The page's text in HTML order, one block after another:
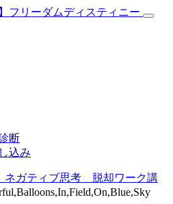
断
込み
】ネガティブ思考 脱却ワーク講